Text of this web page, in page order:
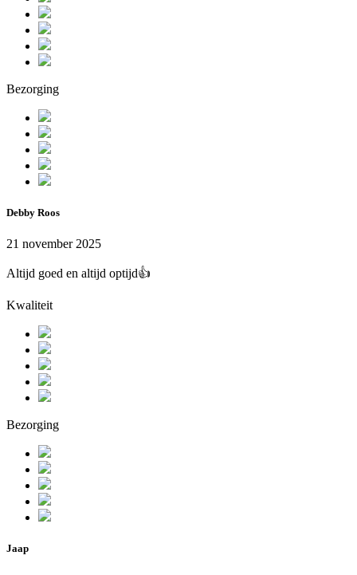
Bezorging
Debby Roos
21 november 2025
Altijd goed en altijd optijd👍
Kwaliteit
Bezorging
Jaap